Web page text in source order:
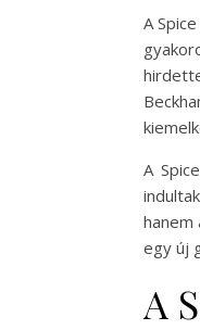
A
A
egy új
A